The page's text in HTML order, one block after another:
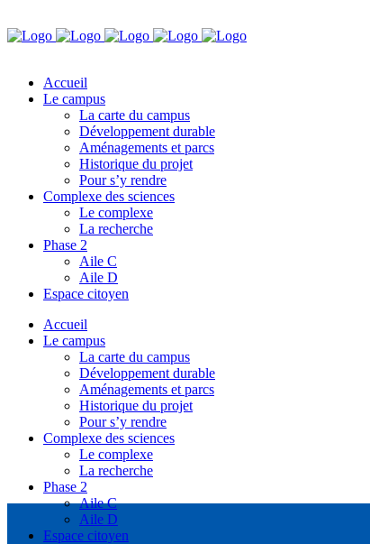
Accueil
Le campus
La carte du campus
Développement durable
Aménagements et parcs
Historique du projet
Pour s’y rendre
Complexe des sciences
Le complexe
La recherche
Phase 2
Aile C
Aile D
Espace citoyen
Accueil
Le campus
La carte du campus
Développement durable
Aménagements et parcs
Historique du projet
Pour s’y rendre
Complexe des sciences
Le complexe
La recherche
Phase 2
Aile C
Aile D
Espace citoyen